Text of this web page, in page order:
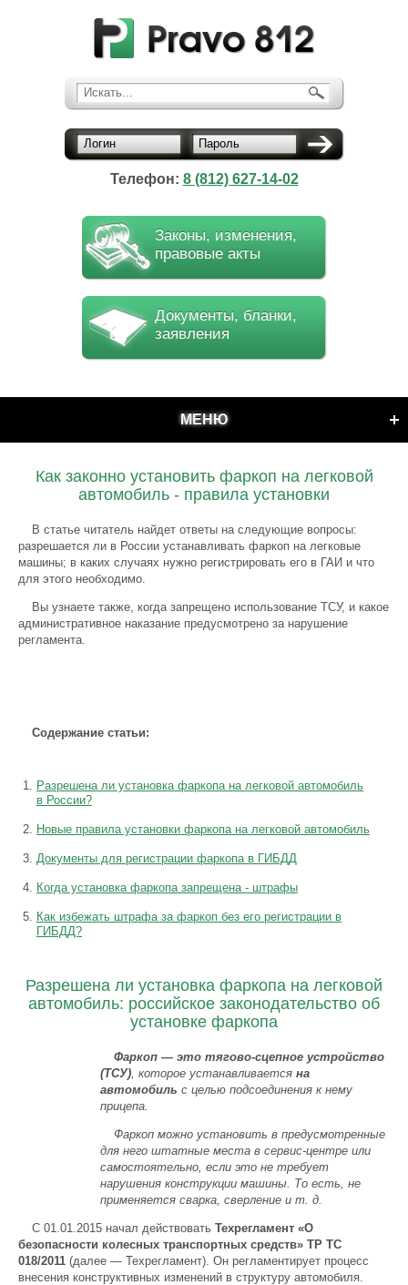
Искать...
Логин Пароль
Телефон: 8 (812) 627-14-02
Законы, изменения,
правовые акты
Документы, бланки,
заявления
МЕНЮ
Как законно установить фаркоп на легковой
автомобиль - правила установки
В статье читатель найдет ответы на следующие вопросы:
разрешается ли в России устанавливать фаркоп на легковые
машины; в каких случаях нужно регистрировать его в ГАИ и что
для этого необходимо.
Вы узнаете также, когда запрещено использование ТСУ, и какое
административное наказание предусмотрено за нарушение
регламента.
Содержание статьи:
Разрешена ли установка фаркопа на легковой автомобиль
в России?
Новые правила установки фаркопа на легковой автомобиль
Документы для регистрации фаркопа в ГИБДД
Когда установка фаркопа запрещена - штрафы
Как избежать штрафа за фаркоп без его регистрации в
ГИБДД?
Разрешена ли установка фаркопа на легковой
автомобиль: российское законодательство об
установке фаркопа
Фаркоп — это тягово-сцепное устройство
(ТСУ), которое устанавливается на
автомобиль с целью подсоединения к нему
прицепа.
Фаркоп можно установить в предусмотренные
для него штатные места в сервис-центре или
самостоятельно, если это не требует
нарушения конструкции машины. То есть, не
применяется сварка, сверление и т. д.
С 01.01.2015 начал действовать Техрегламент «О
безопасности колесных транспортных средств» ТР ТС
018/2011 (далее — Техрегламент). Он регламентирует процесс
внесения конструктивных изменений в структуру автомобиля.